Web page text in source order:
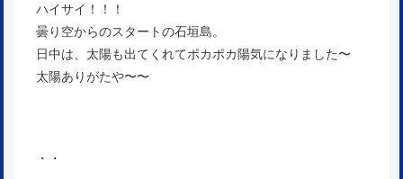
ハイサイ！！！
曇り空からのスタートの石垣島。
日中は、太陽も出てくれてポカポカ陽気になりました〜
太陽ありがたや〜〜
・・